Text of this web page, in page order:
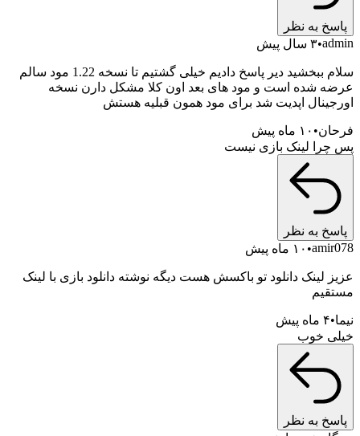
پاسخ به نظر
admin ۳ سال پیش
سلام ببخشید دیر پاسخ دادیم خیلی گشتیم تا نسخه 1.22 مود سالم
عرضه شده است و مود های بعد اون کلا مشکل دارن نسخه
اورجینال اپدیت شد برای مود همون قبلیه هستش
فرحان ۱۰ ماه پیش
پس چرا لینک بازی نیست
پاسخ به نظر
amir078 ۱۰ ماه پیش
عزیز لینک دانلود تو باکسش هست دیگه نوشته دانلود بازی با لینک
مستقیم
نیما ۴ ماه پیش
خیلی خوب
پاسخ به نظر